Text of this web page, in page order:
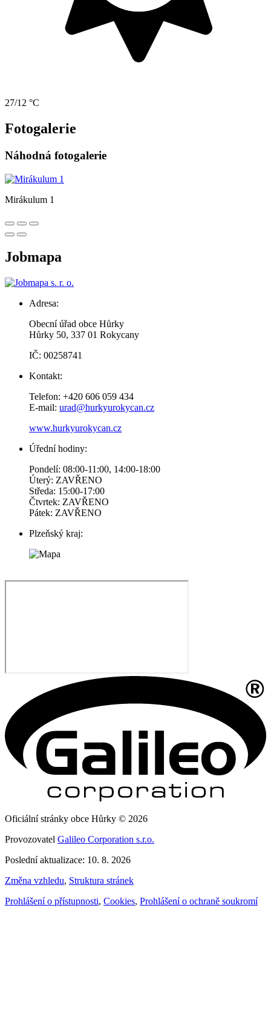
27/12 °C
Fotogalerie
Náhodná fotogalerie
Mirákulum 1
Jobmapa
Adresa:
Obecní úřad obce Hůrky
Hůrky 50, 337 01 Rokycany
IČ: 00258741
Kontakt:
Telefon: +420 606 059 434
E-mail: urad@hurkyurokycan.cz
www.hurkyurokycan.cz
Úřední hodiny:
Pondelí: 08:00-11:00, 14:00-18:00
Úterý: ZAVŘENO
Středa: 15:00-17:00
Čtvrtek: ZAVŘENO
Pátek: ZAVŘENO
Plzeňský kraj:
Oficiální stránky obce Hůrky © 2026
Provozovatel Galileo Corporation s.r.o.
Poslední aktualizace: 10. 8. 2026
Změna vzhledu, Struktura stránek
Prohlášení o přístupnosti, Cookies, Prohlášení o ochraně soukromí